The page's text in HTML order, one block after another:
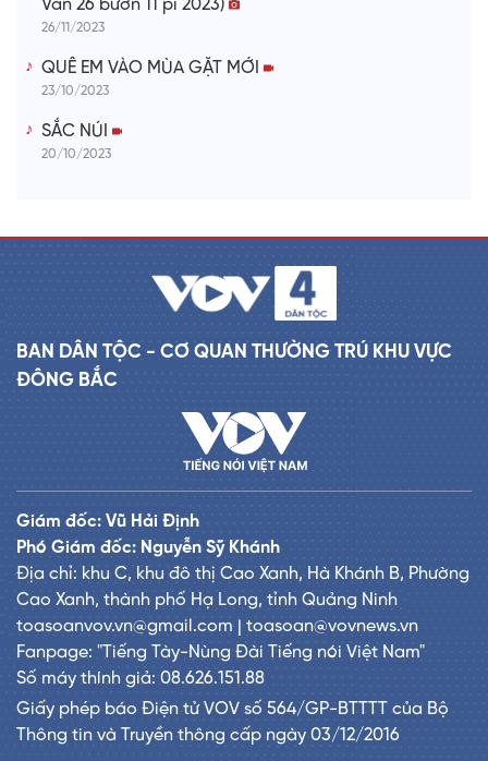
Vằn 26 bươn 11 pi 2023)
26/11/2023
QUÊ EM VÀO MÙA GẶT MỚI
23/10/2023
SẮC NÚI
20/10/2023
BAN DÂN TỘC - CƠ QUAN THƯỜNG TRÚ KHU VỰC
ĐÔNG BẮC
Giám đốc: Vũ Hải Định
Phó Giám đốc: Nguyễn Sỹ Khánh
Địa chỉ: khu C, khu đô thị Cao Xanh, Hà Khánh B, Phường
Cao Xanh, thành phố Hạ Long, tỉnh Quảng Ninh
toasoanvov.vn@gmail.com | toasoan@vovnews.vn
Fanpage: "Tiếng Tày-Nùng Đài Tiếng nói Việt Nam"
Số máy thính giả: 08.626.151.88
Giấy phép báo Điện tử VOV số 564/GP-BTTTT của Bộ
Thông tin và Truyền thông cấp ngày 03/12/2016